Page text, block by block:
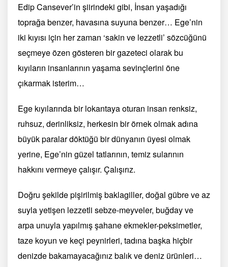
Edip Cansever’in şiirindeki gibi, İnsan yaşadığı
toprağa benzer, havasına suyuna benzer… Ege’nin
iki kıyısı için her zaman ‘sakin ve lezzetli’ sözcüğünü
seçmeye özen gösteren bir gazeteci olarak bu
kıyıların insanlarının yaşama sevinçlerini öne
çıkarmak isterim…
Ege kıyılarında bir lokantaya oturan insan renksiz,
ruhsuz, derinliksiz, herkesin bir örnek olmak adına
büyük paralar döktüğü bir dünyanın üyesi olmak
yerine, Ege’nin güzel tatlarının, temiz sularının
hakkını vermeye çalışır. Çalışırız.
Doğru şekilde pişirilmiş baklagiller, doğal gübre ve az
suyla yetişen lezzetli sebze-meyveler, buğday ve
arpa unuyla yapılmış şahane ekmekler-peksimetler,
taze koyun ve keçi peynirleri, tadına başka hiçbir
denizde bakamayacağınız balık ve deniz ürünleri…